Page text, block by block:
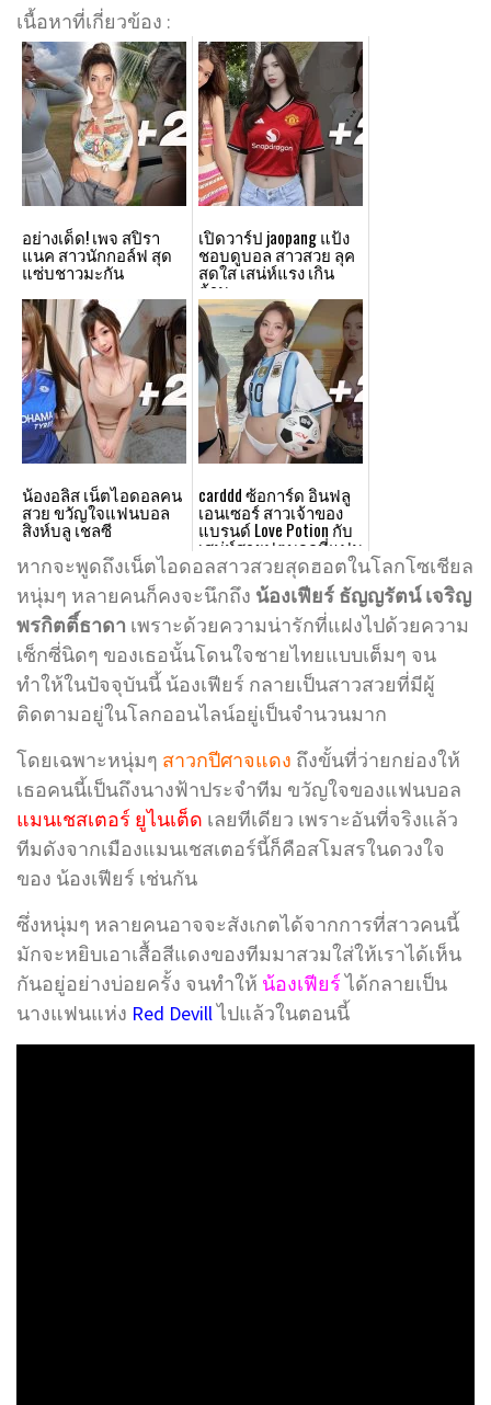
เนื้อหาที่เกี่ยวข้อง :
อย่างเด็ด! เพจ สปิรา
แนค สาวนักกอล์ฟ สุด
แซ่บชาวมะกัน
เปิดวาร์ป jaopang แป้ง
ชอบดูบอล สาวสวย ลุค
สดใส เสน่ห์แรง เกิน
ต้าน
น้องอลิส เน็ตไอดอลคน
สวย ขวัญใจแฟนบอล
สิงห์บลู เชลซี
carddd ซ้อการ์ด อินฟลู
เอนเซอร์ สาวเจ้าของ
แบรนด์ Love Potion กับ
เสน่ห์สายฟุตบอลที่แฟน
คลับพูดถึง
หากจะพูดถึงเน็ตไอดอลสาวสวยสุดฮอตในโลกโซเชียล
หนุ่มๆ หลายคนก็คงจะนึกถึง น้องเฟียร์ ธัญญรัตน์ เจริญ
พรกิตติ์ธาดา เพราะด้วยความน่ารักที่แฝงไปด้วยความ
เซ็กซี่นิดๆ ของเธอนั้นโดนใจชายไทยแบบเต็มๆ จน
ทำให้ในปัจจุบันนี้ น้องเฟียร์ กลายเป็นสาวสวยที่มีผู้
ติดตามอยู่ในโลกออนไลน์อยู่เป็นจำนวนมาก
โดยเฉพาะหนุ่มๆ สาวกปีศาจแดง ถึงขั้นที่ว่ายกย่องให้
เธอคนนี้เป็นถึงนางฟ้าประจำทีม ขวัญใจของแฟนบอล
แมนเชสเตอร์ ยูไนเต็ด เลยทีเดียว เพราะอันที่จริงแล้ว
ทีมดังจากเมืองแมนเชสเตอร์นี้ก็คือสโมสรในดวงใจ
ของ น้องเฟียร์ เช่นกัน
ซึ่งหนุ่มๆ หลายคนอาจจะสังเกตได้จากการที่สาวคนนี้
มักจะหยิบเอาเสื้อสีแดงของทีมมาสวมใส่ให้เราได้เห็น
กันอยู่อย่างบ่อยครั้ง จนทำให้ น้องเฟียร์ได้กลายเป็น
นางแฟนแห่ง Red Devillไปแล้วในตอนนี้